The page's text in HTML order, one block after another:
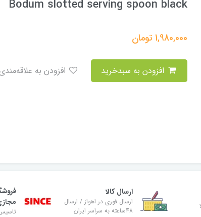
Bodum slotted serving spoon black
1,980,000تومان
ارسال کالا
ارسال فوری در اهواز / ارسال
48ساعته به سراسر ایران
تاسیس